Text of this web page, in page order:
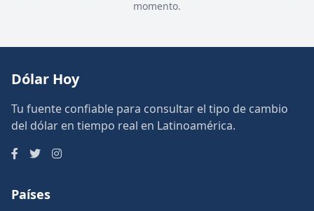
momento.
Dólar Hoy
Tu fuente confiable para consultar el tipo de cambio
del dólar en tiempo real en Latinoamérica.
Países